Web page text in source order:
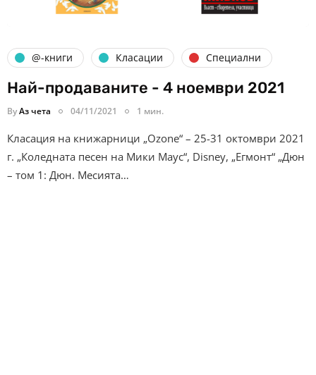
@-книги Класации Специални
Най-продаваните - 4 ноември 2021
ByАз чета 04/11/2021 1 мин.
Класация на книжарници „Ozone“ – 25-31 октомври 2021
г. „Коледната песен на Мики Маус“, Disney, „Егмонт“ „Дюн
– том 1: Дюн. Месията…